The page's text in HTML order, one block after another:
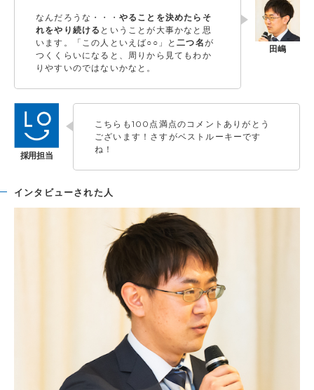
なんだろうな・・・ やることを決めたらそ
れをやり続ける ということが大事かなと思
います。「この人といえば○○」と二つ名が
つくくらいになると、周りから見てもわか
りやすいのではないかなと。
こちらも100点満点のコメントありがとう
ございます！さすがベストルーキーです
ね！
インタビューされた人